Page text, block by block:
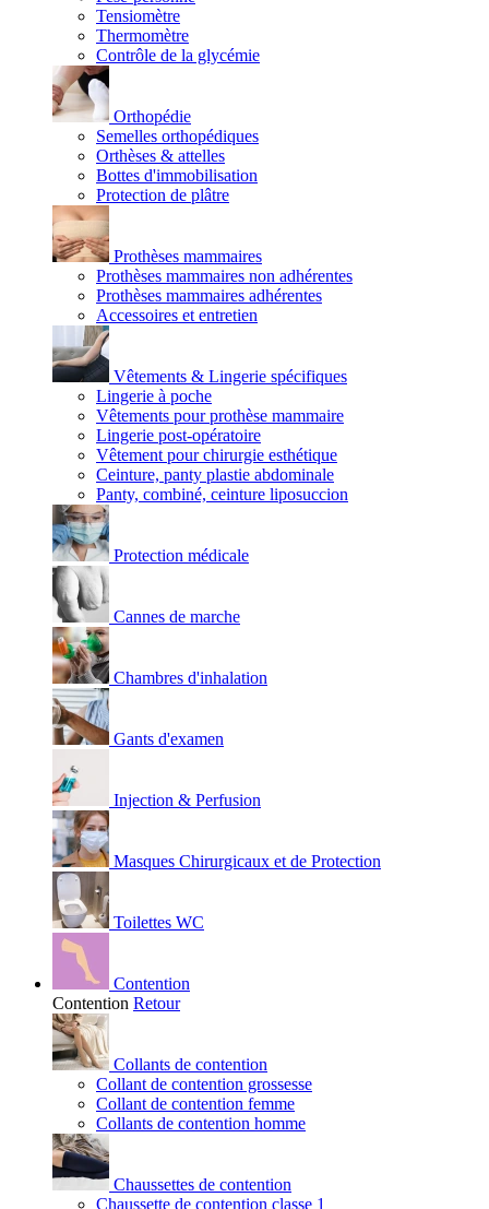
Tensiomètre
Thermomètre
Contrôle de la glycémie
Orthopédie
Semelles orthopédiques
Orthèses & attelles
Bottes d'immobilisation
Protection de plâtre
Prothèses mammaires
Prothèses mammaires non adhérentes
Prothèses mammaires adhérentes
Accessoires et entretien
Vêtements & Lingerie spécifiques
Lingerie à poche
Vêtements pour prothèse mammaire
Lingerie post-opératoire
Vêtement pour chirurgie esthétique
Ceinture, panty plastie abdominale
Panty, combiné, ceinture liposuccion
Protection médicale
Cannes de marche
Chambres d'inhalation
Gants d'examen
Injection & Perfusion
Masques Chirurgicaux et de Protection
Toilettes WC
Contention
Contention Retour
Collants de contention
Collant de contention grossesse
Collant de contention femme
Collants de contention homme
Chaussettes de contention
Chaussette de contention classe 1